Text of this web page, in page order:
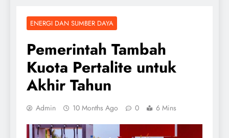
ENERGI DAN SUMBER DAYA
Pemerintah Tambah
Kuota Pertalite untuk
Akhir Tahun
Admin 10 Months Ago 0 6 Mins